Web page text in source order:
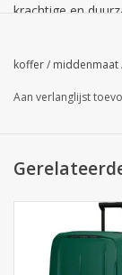
krachtige en
dieprode Lava-
DeSamsonite
Dit zorgt voor
terwijl de koffer
koffer/ middenmaat
Aan verlanglijst